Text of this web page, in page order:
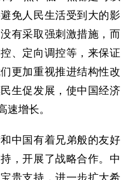
免人民生活受到大的影
有采取强刺激措施，而
、定向调控等，来保证
更加重视推进结构性改
生促发展，使中国经济
速增长。
国有着兄弟般的友好
，开展了战略合作。中
贵支持，进一步扩大希